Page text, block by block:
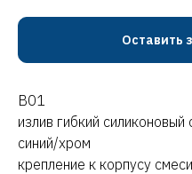
Оставить
B01
излив гибкий
синий/хром
крепление к корпусу